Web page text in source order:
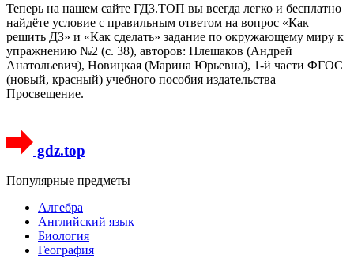
Теперь на нашем сайте ГДЗ.ТОП вы всегда легко и бесплатно
найдёте условие с правильным ответом на вопрос «Как
решить ДЗ» и «Как сделать» задание по окружающему миру к
упражнению №2 (с. 38), авторов: Плешаков (Андрей
Анатольевич), Новицкая (Марина Юрьевна), 1-й части ФГОС
(новый, красный) учебного пособия издательства
Просвещение.
gdz.top
Популярные предметы
Алгебра
Английский язык
Биология
География